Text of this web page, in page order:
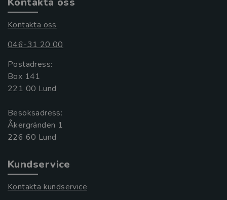
Kontakta oss
046-31 20 00
Postadress:
Box 141
221 00 Lund
Besöksadress:
Åkergränden 1
Kundservice
Kontakta kundservice